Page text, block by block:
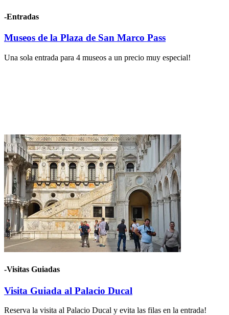
-Entradas
Museos de la Plaza de San Marco Pass
Una sola entrada para 4 museos a un precio muy especial!
-Visitas Guiadas
Visita Guiada al Palacio Ducal
Reserva la visita al Palacio Ducal y evita las filas en la entrada!